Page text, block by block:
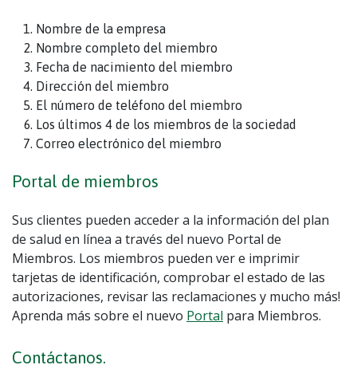
Nombre de la empresa
Nombre completo del miembro
Fecha de nacimiento del miembro
Dirección del miembro
El número de teléfono del miembro
Los últimos 4 de los miembros de la sociedad
Correo electrónico del miembro
Portal de miembros
Sus clientes pueden acceder a la información del plan
de salud en línea a través del nuevo Portal de
Miembros. Los miembros pueden ver e imprimir
tarjetas de identificación, comprobar el estado de las
autorizaciones, revisar las reclamaciones y mucho más!
Aprenda más sobre el nuevo Portal para Miembros.
Contáctanos.